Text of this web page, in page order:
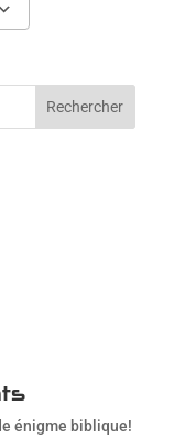
énigme biblique!